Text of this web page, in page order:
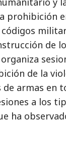
prohibición
de
organiza
de la
armas en
a los
ha